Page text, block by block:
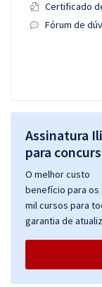
Certificado
Fórum de
Assinatura
para
O melhor custo
benefício para os
mil cursos para
garantia de